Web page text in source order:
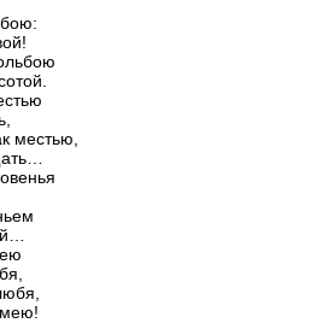
поэтов
местью,